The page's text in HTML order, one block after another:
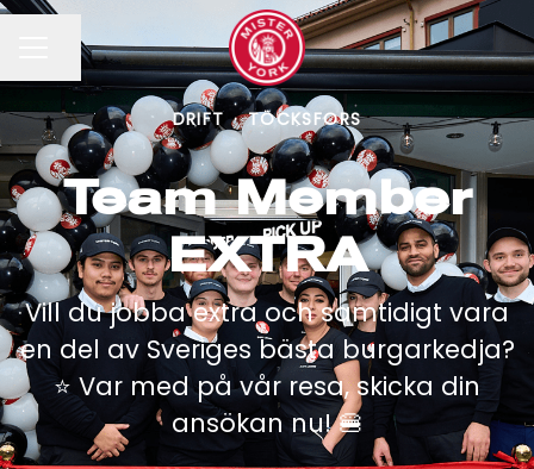
KARRIÄRMENY
Dela sidan
DRIFT · TÖCKSFORS
Team Member
EXTRA
Vill du jobba extra och samtidigt vara
en del av Sveriges bästa burgarkedja?
⭐️ Var med på vår resa, skicka din
ansökan nu! 🍔